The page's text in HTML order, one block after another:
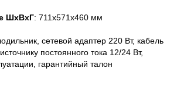
ШхВхГ: 711x571x460 мм
сетевой адаптер 220 Вт, кабель
постоянного тока 12/24 Вт,
гарантийный талон